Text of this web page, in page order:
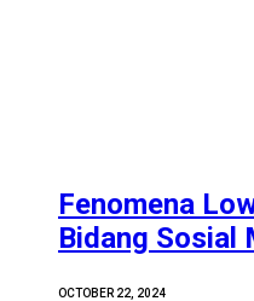
Fenomena
Bidang Sosial
OCTOBER 22, 2024